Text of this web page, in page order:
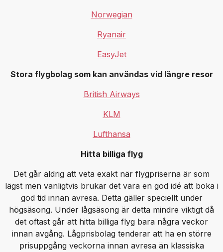
Norwegian
Ryanair
EasyJet
Stora flygbolag som kan användas vid längre resor
British Airways
KLM
Lufthansa
Hitta billiga flyg
Det går aldrig att veta exakt när flygpriserna är som
lägst men vanligtvis brukar det vara en god idé att boka i
god tid innan avresa. Detta gäller speciellt under
högsäsong. Under lågsäsong är detta mindre viktigt då
det oftast går att hitta billiga flyg bara några veckor
innan avgång. Lågprisbolag tenderar att ha en större
prisuppgång veckorna innan avresa än klassiska